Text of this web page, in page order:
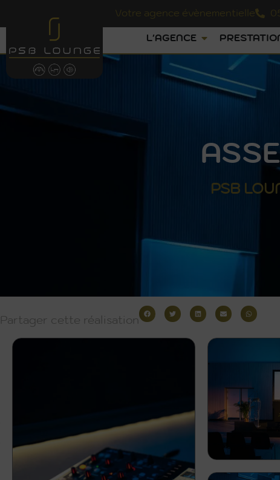
Votre agence évènementielle
L'AGENCE
PSB
Partager cette réalisation